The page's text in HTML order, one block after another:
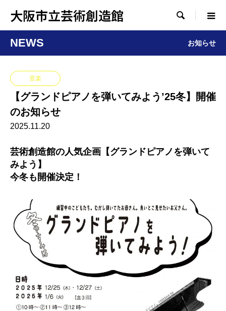
大阪市立芸術創造館 
NEWS お知らせ
音楽
【グランドピアノを弾いてみよう’25冬】開催
のお知らせ
2025.11.20
芸術創造館の人気企画【グランドピアノを弾いて
みよう】
今冬も開催決定！